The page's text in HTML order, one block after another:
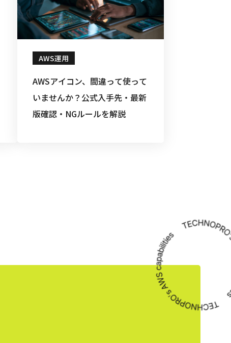
AWS運用
AWSアイコン、間違って使って
いませんか？公式入手先・最新
版確認・NGルールを解説